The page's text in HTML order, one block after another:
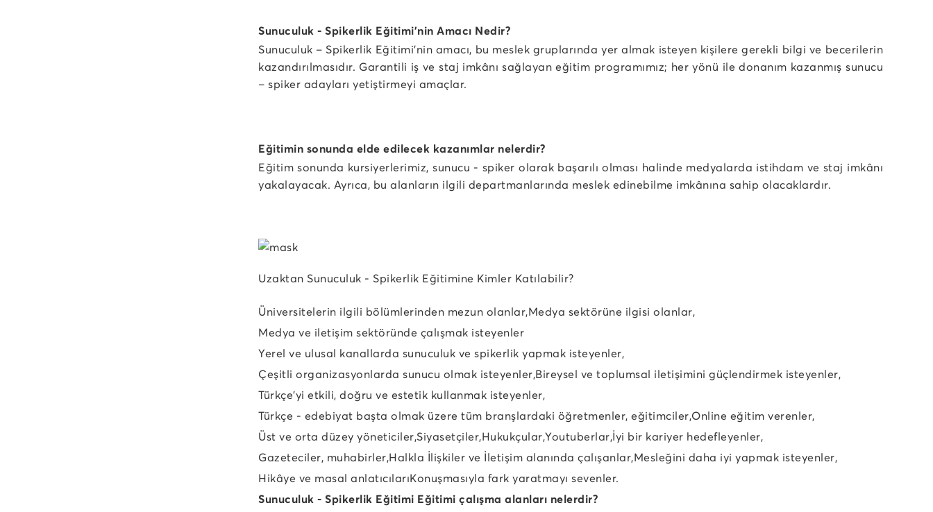
Sunuculuk - Spikerlik Eğitimi’nin Amacı Nedir?
Sunuculuk – Spikerlik Eğitimi’nin amacı, bu meslek gruplarında yer almak isteyen kişilere gerekli bilgi ve becerilerin
kazandırılmasıdır. Garantili iş ve staj imkânı sağlayan eğitim programımız; her yönü ile donanım kazanmış sunucu
– spiker adayları yetiştirmeyi amaçlar.
Eğitimin sonunda elde edilecek kazanımlar nelerdir?
Eğitim sonunda kursiyerlerimiz, sunucu - spiker olarak başarılı olması halinde medyalarda istihdam ve staj imkânı
yakalayacak. Ayrıca, bu alanların ilgili departmanlarında meslek edinebilme imkânına sahip olacaklardır.
Uzaktan Sunuculuk - Spikerlik Eğitimine Kimler Katılabilir?
Üniversitelerin ilgili bölümlerinden mezun olanlar,Medya sektörüne ilgisi olanlar,
Medya ve iletişim sektöründe çalışmak isteyenler
Yerel ve ulusal kanallarda sunuculuk ve spikerlik yapmak isteyenler,
Çeşitli organizasyonlarda sunucu olmak isteyenler,Bireysel ve toplumsal iletişimini güçlendirmek isteyenler,
Türkçe’yi etkili, doğru ve estetik kullanmak isteyenler,
Türkçe - edebiyat başta olmak üzere tüm branşlardaki öğretmenler, eğitimciler,Online eğitim verenler,
Üst ve orta düzey yöneticiler,Siyasetçiler,Hukukçular,Youtuberlar,İyi bir kariyer hedefleyenler,
Gazeteciler, muhabirler,Halkla İlişkiler ve İletişim alanında çalışanlar,Mesleğini daha iyi yapmak isteyenler,
Hikâye ve masal anlatıcılarıKonuşmasıyla fark yaratmayı sevenler.
Sunuculuk - Spikerlik Eğitimi Eğitimi çalışma alanları nelerdir?